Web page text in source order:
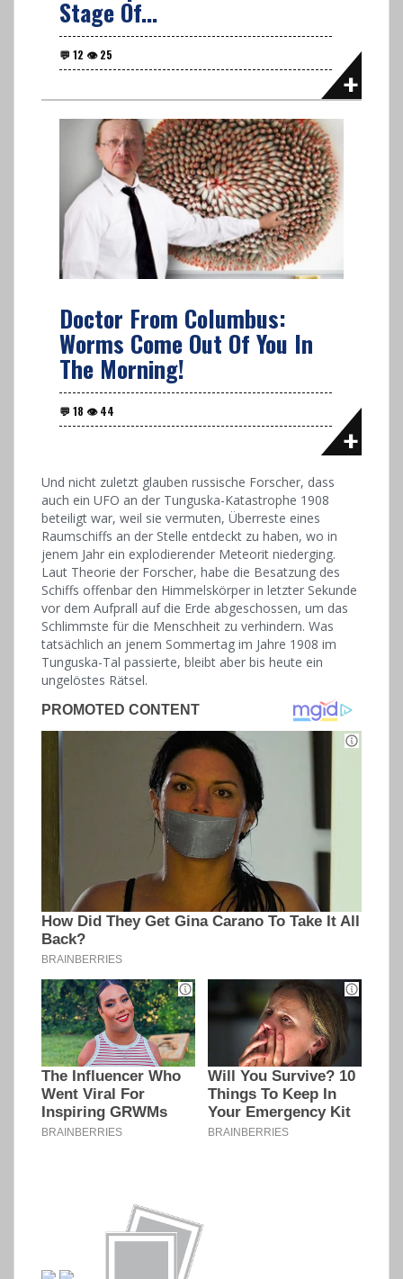
Stage Of...
Doctor From Columbus:
Worms Come Out Of You In
The Morning!
Und nicht zuletzt glauben russische Forscher, dass
auch ein UFO an der Tunguska-Katastrophe 1908
beteiligt war, weil sie vermuten, Überreste eines
Raumschiffs an der Stelle entdeckt zu haben, wo in
jenem Jahr ein explodierender Meteorit niederging.
Laut Theorie der Forscher, habe die Besatzung des
Schiffs offenbar den Himmelskörper in letzter Sekunde
vor dem Aufprall auf die Erde abgeschossen, um das
Schlimmste für die Menschheit zu verhindern. Was
tatsächlich an jenem Sommertag im Jahre 1908 im
Tunguska-Tal passierte, bleibt aber bis heute ein
ungelöstes Rätsel.